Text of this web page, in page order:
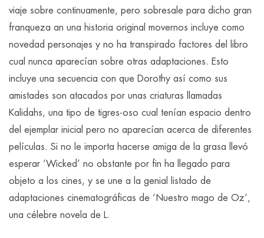
viaje sobre continuamente, pero sobresale para dicho gran
franqueza an una historia original movernos incluye como
novedad personajes y no ha transpirado factores del libro
cual nunca aparecían sobre otras adaptaciones. Esto
incluye una secuencia con que Dorothy así­ como sus
amistades son atacados por unas criaturas llamadas
Kalidahs, una tipo de tigres-oso cual tenían espacio dentro
del ejemplar inicial pero no aparecían acerca de diferentes
películas. Si no le importa hacerse amiga de la grasa llevó
esperar ‘Wicked’ no obstante por fin ha llegado para
objeto a los cines, y se une a la genial listado de
adaptaciones cinematográficas de ‘Nuestro mago de Oz’,
una célebre novela de L.